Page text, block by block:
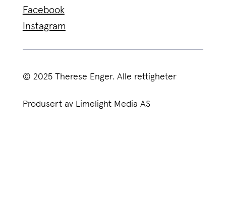
© 2025 Therese Enger. Alle rettigheter
Produsert av Limelight Media AS
Facebook
Instagram